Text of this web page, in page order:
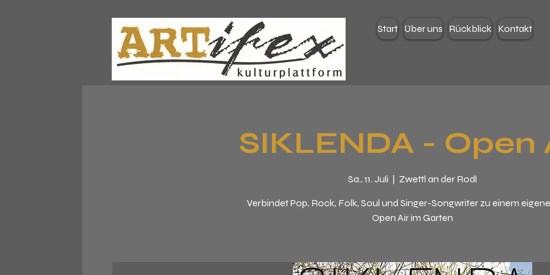
Start Über uns Rückblick Kontakt
SIKLENDA - Open
Sa., 11. Juli
  |
Zwettl an der Rodl
Verbindet Pop, Rock, Folk, Soul und Singer-Songwriter zu einem
Open Air im Garten